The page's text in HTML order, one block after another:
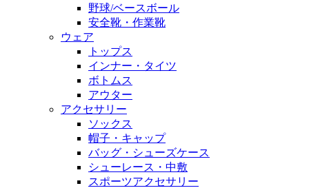
野球/ベースボール
安全靴・作業靴
ウェア
トップス
インナー・タイツ
ボトムス
アウター
アクセサリー
ソックス
帽子・キャップ
バッグ・シューズケース
シューレース・中敷
スポーツアクセサリー